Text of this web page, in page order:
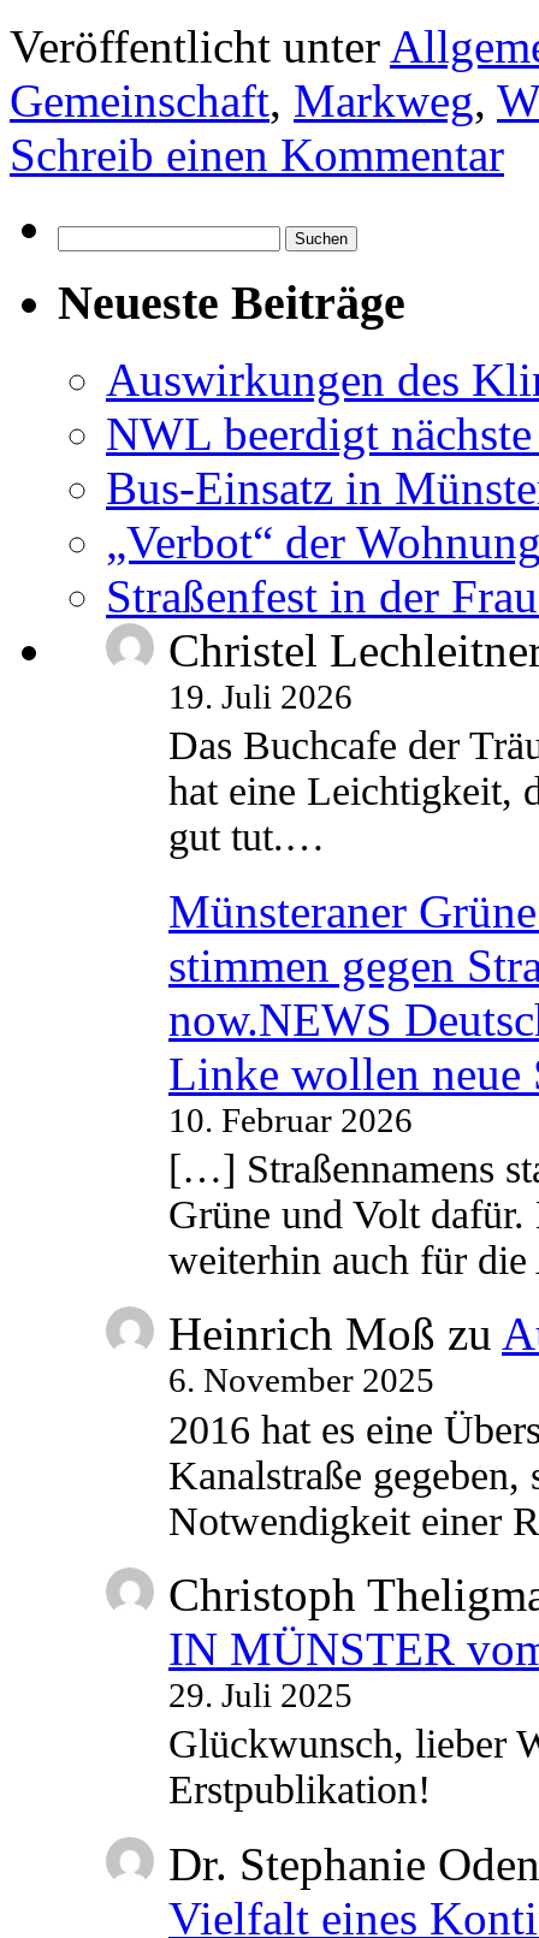
Veröffentlicht unter
Gemeinschaft, Markweg,
Schreib einen Kommentar
nach:
Neueste Beiträge
Auswirkungen des
NWL beerdigt
Bus-Einsatz in
„Verbot“ der
Straßenfest in der
Christel
19. Juli 2026
Das Buchcafe der
hat eine Leichtigkeit,
gut tut.…
Münsteraner
stimmen gegen
now.NEWS
Linke wollen neue
10. Februar 2026
[…] Straßennamens
Grüne und Volt
weiterhin auch für
Heinrich Moß zu
6. November 2025
2016 hat es eine
Kanalstraße
Notwendigkeit einer
Christoph
IN MÜNSTER
29. Juli 2025
Glückwunsch, lieber
Erstpublikation!
Dr. Stephanie
Vielfalt eines